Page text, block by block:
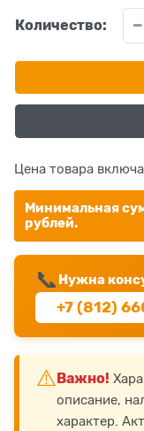
Количество:
Цена товара
Минимальная
рублей.
📞 Нужна
+7 (812)
⚠️Важно!
описание,
характер.